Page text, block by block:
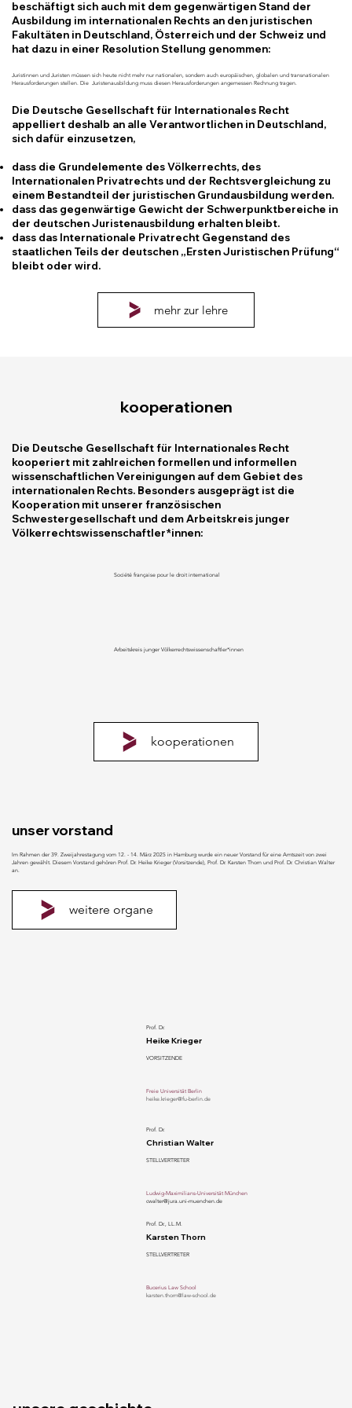
beschäftigt sich auch mit dem gegenwärtigen Stand der
Ausbildung im internationalen Rechts an den juristischen
Fakultäten in Deutschland, Österreich und der Schweiz und
hat dazu in einer Resolution Stellung genommen:
Juristinnen und Juristen müssen sich heute nicht mehr nur nationalen, sondern auch europäischen, globalen und transnationalen
Herausforderungen stellen. Die Juristenausbildung muss diesen Herausforderungen angemessen Rechnung tragen.
Die Deutsche Gesellschaft für Internationales Recht
appelliert deshalb an alle Verantwortlichen in Deutschland,
sich dafür einzusetzen,
dass die Grundelemente des Völkerrechts, des
Internationalen Privatrechts und der Rechtsvergleichung zu
einem Bestandteil der juristischen Grundausbildung werden.
dass das gegenwärtige Gewicht der Schwerpunktbereiche in
der deutschen Juristenausbildung erhalten bleibt.
dass das Internationale Privatrecht Gegenstand des
staatlichen Teils der deutschen „Ersten Juristischen Prüfung“
bleibt oder wird.
mehr zur lehre
unser vorstand
Im Rahmen der 39. Zweijahrestagung vom 12. - 14. März 2025 in Hamburg wurde ein neuer Vorstand für eine Amtszeit von zwei
Jahren gewählt. Diesem Vorstand gehören Prof. Dr. Heike Krieger (Vorsitzende), Prof. Dr. Karsten Thorn und Prof. Dr. Christian Walter
an.
weitere organe
VORSITZENDE
Prof. Dr.
Heike Krieger
Freie Universität Berlin
heike.krieger@fu-berlin.de
STELLVERTRETER
Prof. Dr.
Christian Walter
Ludwig-Maximilians-Universität München
cwalter@jura.uni-muenchen.de
STELLVERTRETER
Prof. Dr., LL.M.
Karsten Thorn
Bucerius Law School
karsten.thorn@law-school.de
kooperationen
Die Deutsche Gesellschaft für Internationales Recht
kooperiert mit zahlreichen formellen und informellen
wissenschaftlichen Vereinigungen auf dem Gebiet des
internationalen Rechts. Besonders ausgeprägt ist die
Kooperation mit unserer französischen
Schwestergesellschaft und dem Arbeitskreis junger
Völkerrechtswissenschaftler*innen:
Arbeitskreis junger Völkerrechtswissenschaftler*innen
Société française pour le droit international
kooperationen